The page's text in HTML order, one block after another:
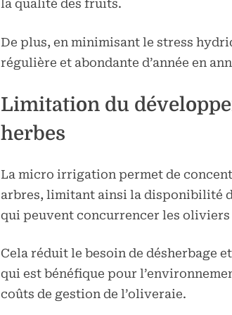
la qualité des fruits.
De plus, en minimisant le stress
régulière et abondante d’année en
Limitation du
herbes
La micro irrigation permet de
arbres, limitant ainsi la disponibilité
qui peuvent concurrencer les oliviers
Cela réduit le besoin de désherbage
qui est bénéfique pour
coûts de gestion de l’oliveraie.